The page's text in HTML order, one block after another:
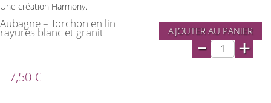
Une création Harmony.
Aubagne – Torchon en lin
rayures blanc et granit AJOUTER AU PANIER
- +
7,50 €